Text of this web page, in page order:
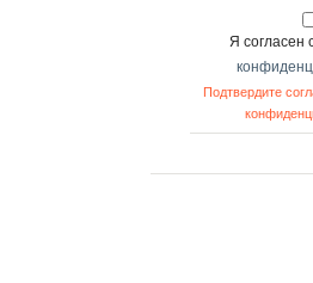
Я согласен
Подтвердите